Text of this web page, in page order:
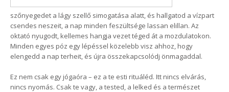
szőnyegedet a lágy szellő simogatása alatt, és hallgatod a vízpart
csendes neszeit, a nap minden feszültsége lassan elillan. Az
oktató nyugodt, kellemes hangja vezet téged át a mozdulatokon.
Minden egyes póz egy lépéssel közelebb visz ahhoz, hogy
elengedd a nap terheit, és újra összekapcsolódj önmagaddal.
Ez nem csak egy jógaóra – ez a te esti rituáléd. Itt nincs elvárás,
nincs nyomás. Csak te vagy, a tested, a lelked és a természet